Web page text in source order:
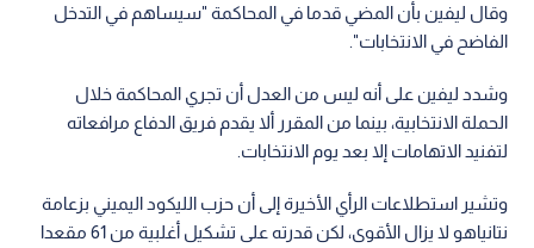
وقال ليفين بأن المضي قدما في المحاكمة "سيساهم في التدخل
الفاضح في الانتخابات".
وشدد ليفين على أنه ليس من العدل أن تجري المحاكمة خلال
الحملة الانتخابية، بينما من المقرر ألا يقدم فريق الدفاع مرافعاته
لتفنيد الاتهامات إلا بعد يوم الانتخابات.
وتشير استطلاعات الرأي الأخيرة إلى أن حزب الليكود اليميني بزعامة
نتانياهو لا يزال الأقوى، لكن قدرته على تشكيل أغلبية من 61 مقعدا